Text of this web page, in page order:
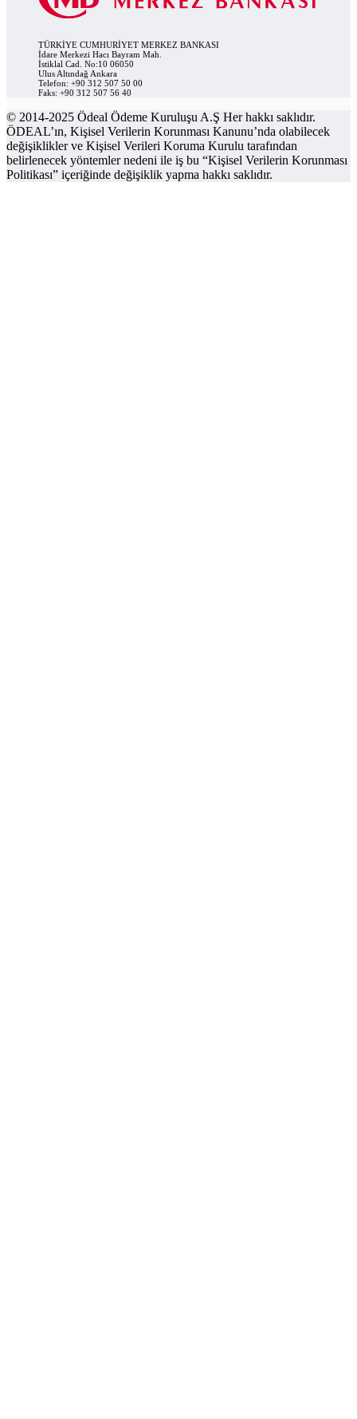
TÜRKİYE CUMHURİYET MERKEZ BANKASI
İdare Merkezi Hacı Bayram Mah.
İstiklal Cad. No:10 06050
Ulus Altındağ Ankara
Telefon: +90 312 507 50 00
Faks: +90 312 507 56 40
© 2014-2025 Ödeal Ödeme Kuruluşu A.Ş Her hakkı saklıdır.
ÖDEAL’ın, Kişisel Verilerin Korunması Kanunu’nda olabilecek
değişiklikler ve Kişisel Verileri Koruma Kurulu tarafından
belirlenecek yöntemler nedeni ile iş bu “Kişisel Verilerin Korunması
Politikası” içeriğinde değişiklik yapma hakkı saklıdır.